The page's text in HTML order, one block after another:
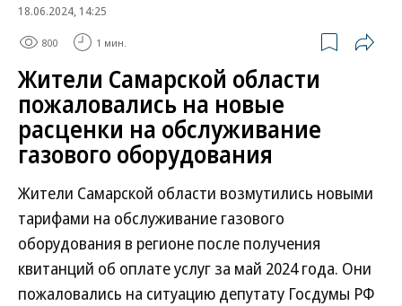
18.06.2024, 14:25
800 1 мин.
Жители Самарской области
пожаловались на новые
расценки на обслуживание
газового оборудования
Жители Самарской области возмутились новыми
тарифами на обслуживание газового
оборудования в регионе после получения
квитанций об оплате услуг за май 2024 года. Они
пожаловались на ситуацию депутату Госдумы РФ